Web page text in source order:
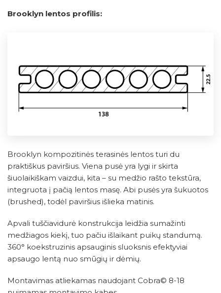
Brooklyn lentos profilis:
Brooklyn kompozitinės terasinės lentos turi du
praktiškus paviršius. Viena pusė yra lygi ir skirta
šiuolaikiškam vaizdui, kita – su medžio rašto tekstūra,
integruota į pačią lentos masę. Abi pusės yra šukuotos
(brushed), todėl paviršius išlieka matinis.
Apvali tuščiavidurė konstrukcija leidžia sumažinti
medžiagos kiekį, tuo pačiu išlaikant puikų standumą.
360° koekstruzinis apsauginis sluoksnis efektyviai
apsaugo lentą nuo smūgių ir dėmių.
Montavimas atliekamas naudojant Cobra© 8-18